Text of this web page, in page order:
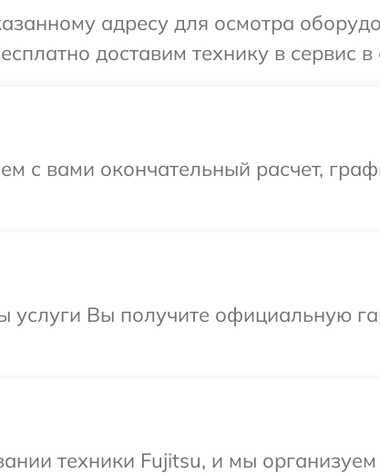
адресу для осмотра
доставим технику в сервис
с вами окончательный расчет,
услуги Вы получите официальную
техники Fujitsu, и мы